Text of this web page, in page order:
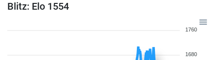
Blitz: Elo 1554
1760
1680